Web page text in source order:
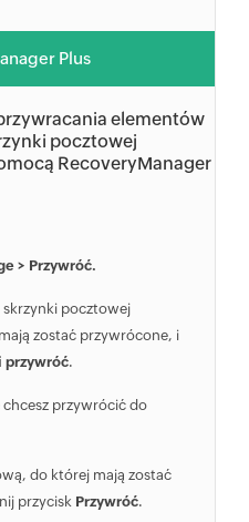
Plus
elementów
pocztowej
RecoveryManager
> Przywróć.
skrzynki pocztowej
zostać przywrócone, i
przywróć.
przywrócić do
do której mają zostać
przycisk Przywróć.